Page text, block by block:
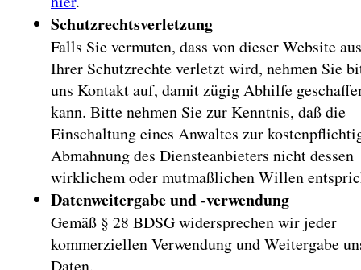
Schutzrechtsverletzung
Falls Sie vermuten, dass von dieser Website
Ihrer Schutzrechte verletzt wird, nehmen Sie
uns Kontakt auf, damit zügig Abhilfe
kann. Bitte nehmen Sie zur Kenntnis, daß die
Einschaltung eines Anwaltes zur
Abmahnung des Diensteanbieters nicht dessen
wirklichem oder mutmaßlichen Willen
Datenweitergabe und -verwendung
Gemäß § 28 BDSG widersprechen wir jeder
kommerziellen Verwendung und Weitergabe
Daten.